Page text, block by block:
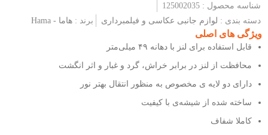
شناسه محصول : 125002035
دسته بندی : لوازم جانبی عکاسی و فیلمبرداری برند : هاما - Hama
ویژگی های اصلی
قابل استفاده برای لنز با دهانه ۴۹ میلی‌متر
محافظت از لنز در برابر خراش، گرد و غبار و اثر انگشت
دارای دو لایه ی مخصوص به منظور انتقال بهتر نور
ساخته شده از شیشه‌ی با کیفیت
کاملا شفاف